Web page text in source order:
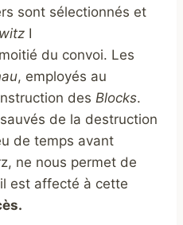
sont sélectionnés et
I
du convoi. Les
, employés au
des Blocks.
de la destruction
de temps avant
z, ne nous permet de
est affecté à cette